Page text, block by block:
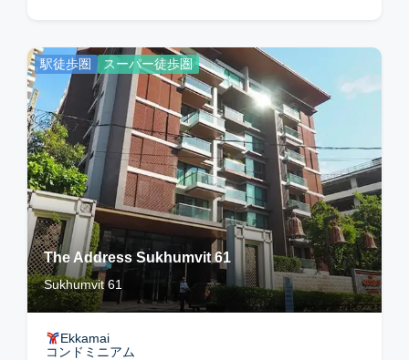
駅徒歩圏 スーパー徒歩圏
The Address Sukhumvit 61
Sukhumvit 61
Ekkamai
コンドミニアム